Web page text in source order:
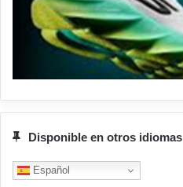
Disponible en otros idiomas
Español